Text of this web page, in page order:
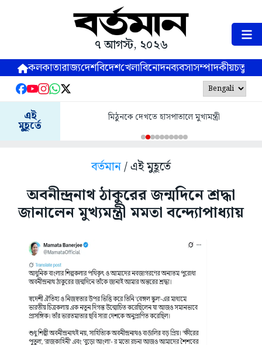
৭ আগস্ট, ২০২৬
কলকাতারাজ্যদেশবিদেশখেলাবিনোদনব্যবসাসম্পাদকীয়
এই
মুহূর্তে
মিঠুনকে দেখতে হাসপাতালে মুখ্যমন্ত্রী
বর্তমান/ এই মুহূর্তে
অবনীন্দ্রনাথ ঠাকুরের জন্মদিনে শ্রদ্ধা
জানালেন মুখ্যমন্ত্রী মমতা বন্দ্যোপাধ্যায়